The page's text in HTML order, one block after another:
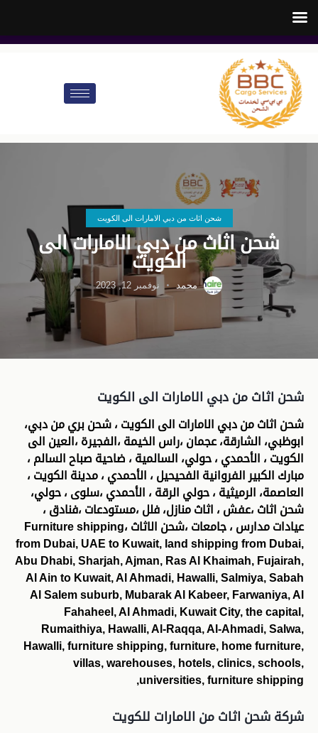
00971545678110
شحن اثاث من دبي الامارات الى الكويت
شحن اثاث من دبي الامارات الى
الكويت
محمد نوفمبر 12, 2023
شحن اثاث من دبي الامارات الى الكويت
شحن اثاث من دبي الامارات الى الكويت ، شحن بري من دبي،
ابوظبي، الشارقة، عجمان ،راس الخيمة ،الفجيرة ،العين الى
الكويت ، الأحمدي ، حولي، السالمية ، ضاحية صباح السالم ،
مبارك الكبير الفروانية الفحيحيل ، الأحمدي ، مدينة الكويت ،
العاصمة، الرميثية ، حولي الرقة ، الأحمدي ،سلوى ، حولي،
شحن اثاث ،عفش ، اثاث منازل، فلل ،مستودعات ،فنادق ،
عيادات مدارس ، جامعات ،شحن الاثاث ،Furniture shipping
from Dubai, UAE to Kuwait, land shipping from Dubai,
Abu Dhabi, Sharjah, Ajman, Ras Al Khaimah, Fujairah,
Al Ain to Kuwait, Al Ahmadi, Hawalli, Salmiya, Sabah
Al Salem suburb, Mubarak Al Kabeer, Farwaniya, Al
Fahaheel, Al Ahmadi, Kuwait City, the capital,
Rumaithiya, Hawalli, Al-Raqqa, Al-Ahmadi, Salwa,
Hawalli, furniture shipping, furniture, home furniture,
villas, warehouses, hotels, clinics, schools,
universities, furniture shipping,
شركة شحن اثاث من الامارات للكويت